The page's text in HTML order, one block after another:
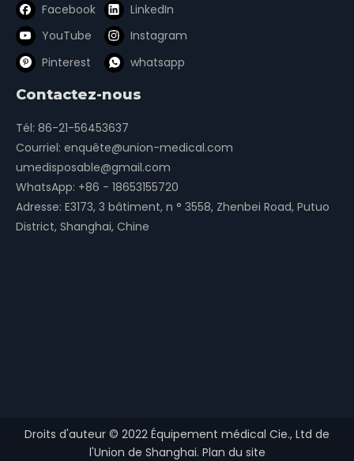
Facebook
LinkedIn
YouTube
Instagram
Pinterest
whatsapp
Contactez-nous
Tél: 86-21-56453637
Courriel: enquête@union-medical.com
umedisposable@gmail.com
WhatsApp: +86 - 18653155720
Adresse: E3173, 3 bâtiment, n ° 3558, Zhenbei Road, Putuo
District, Shanghai, Chine
Droits d'auteur © 2022 Équipement médical Cie., Ltd de
l'Union de Shanghai. Plan du site